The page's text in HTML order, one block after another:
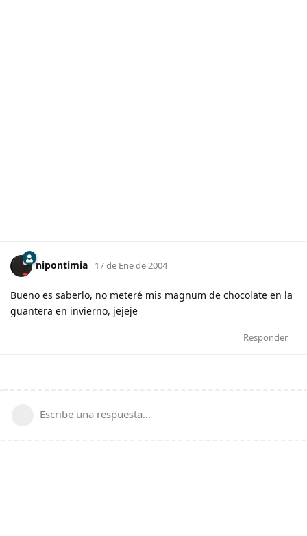
nipontimia 17 de Ene de 2004
Bueno es saberlo, no meteré mis magnum de chocolate en la
guantera en invierno, jejeje
Responder
Escribe una respuesta...